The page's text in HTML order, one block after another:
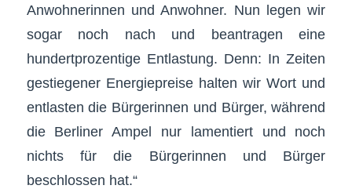
Anwohnerinnen und Anwohner. Nun legen wir
sogar noch nach und beantragen eine
hundertprozentige Entlastung. Denn: In Zeiten
gestiegener Energiepreise halten wir Wort und
entlasten die Bürgerinnen und Bürger, während
die Berliner Ampel nur lamentiert und noch
nichts für die Bürgerinnen und Bürger
beschlossen hat.“